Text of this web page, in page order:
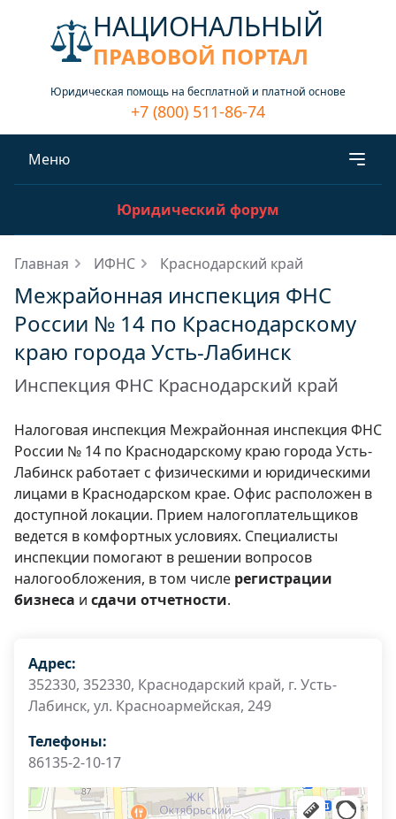
НАЦИОНАЛЬНЫЙ
ПРАВОВОЙ ПОРТАЛ
Юридическая помощь на бесплатной и платной основе
+7 (800) 511-86-74
Меню
Юридический форум
Главная ИФНС Краснодарский край
Межрайонная инспекция ФНС
России № 14 по Краснодарскому
краю города Усть-Лабинск
Инспекция ФНС Краснодарский край
Налоговая инспекция Межрайонная инспекция ФНС
России № 14 по Краснодарскому краю города Усть-
Лабинск работает с физическими и юридическими
лицами в Краснодарском крае. Офис расположен в
доступной локации. Прием налогоплательщиков
ведется в комфортных условиях. Специалисты
инспекции помогают в решении вопросов
налогообложения, в том числе регистрации
бизнеса и сдачи отчетности.
Адрес:
352330, 352330, Краснодарский край, г. Усть-
Лабинск, ул. Красноармейская, 249
Телефоны:
86135-2-10-17